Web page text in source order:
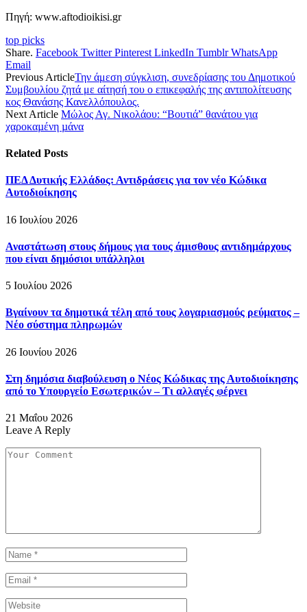
Πηγή: www.aftodioikisi.gr
top picks
Share. Facebook Twitter Pinterest LinkedIn Tumblr WhatsApp
Email
Previous ArticleΤην άμεση σύγκλιση, συνεδρίασης του Δημοτικού
Συμβουλίου ζητά με αίτησή του ο επικεφαλής της αντιπολίτευσης
κος Θανάσης Κανελλόπουλος.
Next Article Μώλος Αγ. Νικολάου: “Βουτιά” θανάτου για
χαροκαµένη µάνα
Related Posts
ΠΕΔ Δυτικής Ελλάδος: Αντιδράσεις για τον νέο Κώδικα
Αυτοδιοίκησης
16 Ιουλίου 2026
Αναστάτωση στους δήμους για τους άμισθους αντιδημάρχους
που είναι δημόσιοι υπάλληλοι
5 Ιουλίου 2026
Βγαίνουν τα δημοτικά τέλη από τους λογαριασμούς ρεύματος –
Νέο σύστημα πληρωμών
26 Ιουνίου 2026
Στη δημόσια διαβούλευση ο Νέος Κώδικας της Αυτοδιοίκησης
από το Υπουργείο Εσωτερικών – Τι αλλαγές φέρνει
21 Μαΐου 2026
Leave A Reply